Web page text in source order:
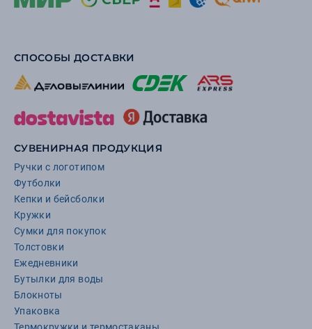
СПОСОБЫ ДОСТАВКИ
СУВЕНИРНАЯ ПРОДУКЦИЯ
Ручки с логотипом
Футболки
Кепки и бейсболки
Кружки
Сумки для покупок
Толстовки
Ежедневники
Бутылки для воды
Блокноты
Упаковка